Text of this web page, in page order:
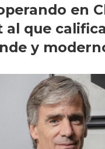
en
al que
y